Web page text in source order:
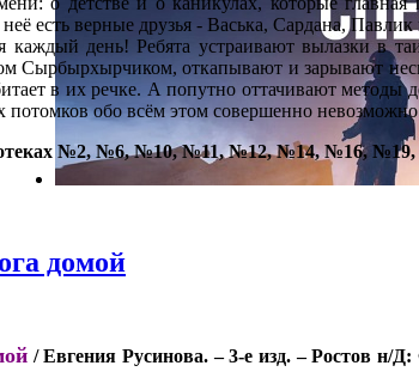
есть верные друзья - Васька, Сардана,
каждый день! Ребята устраивают вылазки в
Сырбырхырчиком, откапывают и зарывают
в их речке. А попутно оттачивают методы
потомков обо всём этом совершенно
№2, №6, №10, №11, №12, №14, №16,
домой
/ Евгения Русинова. – 3-е изд. – Ростов н/Д: